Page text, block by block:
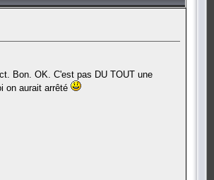
Bon. OK. C'est pas DU TOUT une
on aurait arrêté